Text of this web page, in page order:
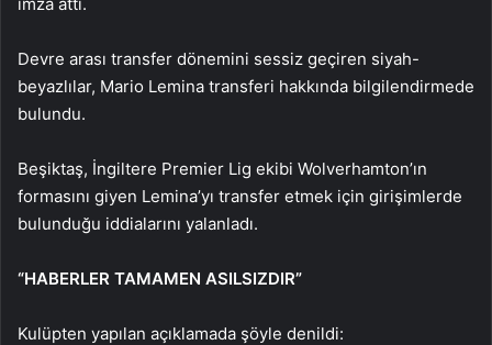
Devre arası transfer dönemini sessiz geçiren siyah-
beyazlılar, Mario Lemina transferi hakkında bilgilendirmede
bulundu.
Beşiktaş, İngiltere Premier Lig ekibi Wolverhamton’ın
formasını giyen Lemina’yı transfer etmek için girişimlerde
bulunduğu iddialarını yalanladı.
“HABERLER TAMAMEN ASILSIZDIR”
Kulüpten yapılan açıklamada şöyle denildi: